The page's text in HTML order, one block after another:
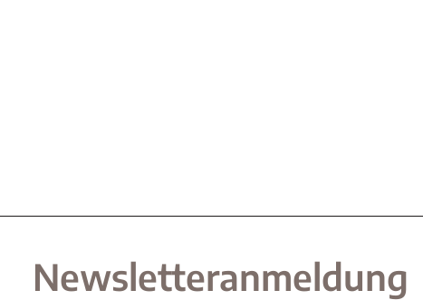
Newsletteranmeldung